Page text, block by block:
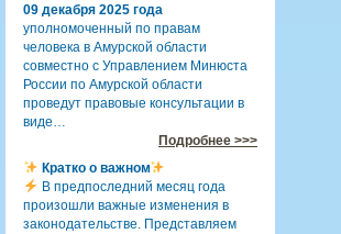
09 декабря 2025 года
уполномоченный по правам
человека в Амурской области
совместно с Управлением Минюста
России по Амурской области
проведут правовые консультации в
виде…
Подробнее >>>
Кратко о важном
В предпоследний месяц года
произошли важные изменения в
законодательстве. Представляем